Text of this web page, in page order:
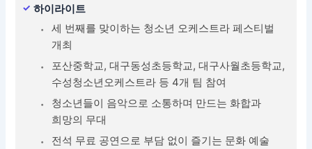
하이라이트
세 번째를 맞이하는 청소년 오케스트라 페스티벌
개최
포산중학교, 대구동성초등학교, 대구사월초등학교,
수성청소년오케스트라 등 4개 팀 참여
청소년들이 음악으로 소통하며 만드는 화합과
희망의 무대
전석 무료 공연으로 부담 없이 즐기는 문화 예술